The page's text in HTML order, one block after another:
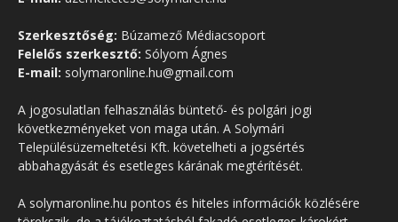
Szerkesztőség: Búzamező Médiacsoport
Felelős szerkesztő: Sólyom Ágnes
E-mail: solymaronline.hu@gmail.com
A jogosulatlan felhasználás büntető- és polgári jogi
következményeket von maga után. A Solymári
Településüzemeltetési Kft. követelheti a jogsértés
abbahagyását és esetleges kárának megtérítését.
A solymaronline.hu pontos és hiteles információk közlésére